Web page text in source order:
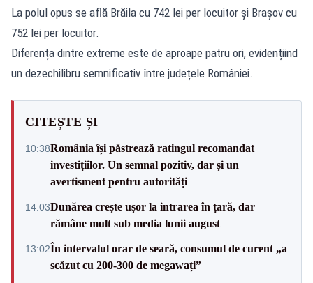
La polul opus se află Brăila cu 742 lei per locuitor și Brașov cu
752 lei per locuitor.
Diferența dintre extreme este de aproape patru ori, evidențiind
un dezechilibru semnificativ între județele României.
CITEȘTE ȘI
10:38România își păstrează ratingul recomandat
investițiilor. Un semnal pozitiv, dar și un
avertisment pentru autorități
14:03Dunărea crește ușor la intrarea în țară, dar
rămâne mult sub media lunii august
13:02În intervalul orar de seară, consumul de curent „a
scăzut cu 200-300 de megawați”